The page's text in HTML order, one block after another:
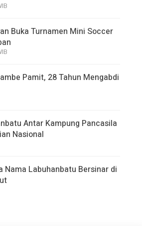
Buka Turnamen Mini Soccer
Pamit, 28 Tahun Mengabdi
Antar Kampung Pancasila
Nasional
Nama Labuhanbatu Bersinar di